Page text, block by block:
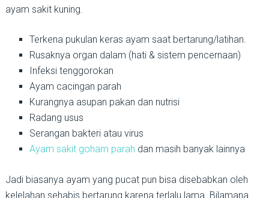
ayam sakit kuning.
Terkena pukulan keras ayam saat bertarung/latihan.
Rusaknya organ dalam (hati & sistem pencernaan)
Infeksi tenggorokan
Ayam cacingan parah
Kurangnya asupan pakan dan nutrisi
Radang usus
Serangan bakteri atau virus
Ayam sakit goham parah dan masih banyak lainnya
Jadi biasanya ayam yang pucat pun bisa disebabkan oleh
kelelahan sehabis bertarung karena terlalu lama. Bilamana